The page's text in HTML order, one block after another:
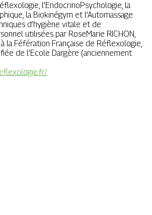
l’EndocrinoPsychologie, la
la Biokinégym et l’Automassage
d’hygiène vitale et de
utilisées par RoseMarie RICHON,
la Féfération Française de Réflexologie,
de l’Ecole Dargère (anciennement